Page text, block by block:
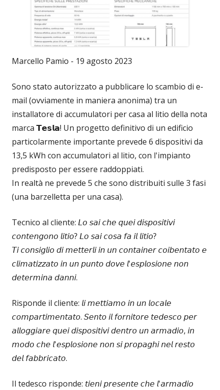
Marcello Pamio - 19 agosto 2023
Sono stato autorizzato a pubblicare lo scambio di e-
mail (ovviamente in maniera anonima) tra un
installatore di accumulatori per casa al litio della nota
marca 𝗧𝗲𝘀𝗹𝗮! Un progetto definitivo di un edificio
particolarmente importante prevede 6 dispositivi da
13,5 kWh con accumulatori al litio, con l'impianto
predisposto per essere raddoppiati.
In realtà ne prevede 5 che sono distribuiti sulle 3 fasi
(una barzelletta per una casa).
Tecnico al cliente: 𝘓𝘰 𝘴𝘢𝘪 𝘤𝘩𝘦 𝘲𝘶𝘦𝘪 𝘥𝘪𝘴𝘱𝘰𝘴𝘪𝘵𝘪𝘷𝘪
𝘤𝘰𝘯𝘵𝘦𝘯𝘨𝘰𝘯𝘰 𝘭𝘪𝘵𝘪𝘰? 𝘓𝘰 𝘴𝘢𝘪 𝘤𝘰𝘴𝘢 𝘧𝘢 𝘪𝘭 𝘭𝘪𝘵𝘪𝘰?
𝘛𝘪 𝘤𝘰𝘯𝘴𝘪𝘨𝘭𝘪𝘰 𝘥𝘪 𝘮𝘦𝘵𝘵𝘦𝘳𝘭𝘪 𝘪𝘯 𝘶𝘯 𝘤𝘰𝘯𝘵𝘢𝘪𝘯𝘦𝘳 𝘤𝘰𝘪𝘣𝘦𝘯𝘵𝘢𝘵𝘰 𝘦
𝘤𝘭𝘪𝘮𝘢𝘵𝘪𝘻𝘻𝘢𝘵𝘰 𝘪𝘯 𝘶𝘯 𝘱𝘶𝘯𝘵𝘰 𝘥𝘰𝘷𝘦 𝘭'𝘦𝘴𝘱𝘭𝘰𝘴𝘪𝘰𝘯𝘦 𝘯𝘰𝘯
𝘥𝘦𝘵𝘦𝘳𝘮𝘪𝘯𝘢 𝘥𝘢𝘯𝘯𝘪.
Risponde il cliente: 𝘭𝘪 𝘮𝘦𝘵𝘵𝘪𝘢𝘮𝘰 𝘪𝘯 𝘶𝘯 𝘭𝘰𝘤𝘢𝘭𝘦
𝘤𝘰𝘮𝘱𝘢𝘳𝘵𝘪𝘮𝘦𝘯𝘵𝘢𝘵𝘰. 𝘚𝘦𝘯𝘵𝘰 𝘪𝘭 𝘧𝘰𝘳𝘯𝘪𝘵𝘰𝘳𝘦 𝘵𝘦𝘥𝘦𝘴𝘤𝘰 𝘱𝘦𝘳
𝘢𝘭𝘭𝘰𝘨𝘨𝘪𝘢𝘳𝘦 𝘲𝘶𝘦𝘪 𝘥𝘪𝘴𝘱𝘰𝘴𝘪𝘵𝘪𝘷𝘪 𝘥𝘦𝘯𝘵𝘳𝘰 𝘶𝘯 𝘢𝘳𝘮𝘢𝘥𝘪𝘰, 𝘪𝘯
𝘮𝘰𝘥𝘰 𝘤𝘩𝘦 𝘭'𝘦𝘴𝘱𝘭𝘰𝘴𝘪𝘰𝘯𝘦 𝘯𝘰𝘯 𝘴𝘪 𝘱𝘳𝘰𝘱𝘢𝘨𝘩𝘪 𝘯𝘦𝘭 𝘳𝘦𝘴𝘵𝘰
𝘥𝘦𝘭 𝘧𝘢𝘣𝘣𝘳𝘪𝘤𝘢𝘵𝘰.
Il tedesco risponde: 𝘵𝘪𝘦𝘯𝘪 𝘱𝘳𝘦𝘴𝘦𝘯𝘵𝘦 𝘤𝘩𝘦 𝘭'𝘢𝘳𝘮𝘢𝘥𝘪𝘰